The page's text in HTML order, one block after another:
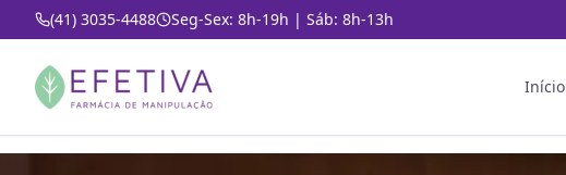
(41) 3035-4488 Seg-Sex: 8h-19h | Sáb: 8h-13h
Início